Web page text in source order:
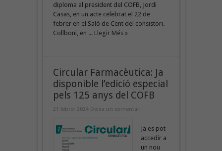
diploma al president del COFB, Jordi
Casas, en un acte celebrat el 22 de
febrer en el Saló de Cent del consistori.
Collboni, en ... Llegir Més »
Circular Farmacèutica: Ja
disponible l’edició especial
pels 125 anys del COFB
21 febrer 2024 Deixa un comentari
Ja es pot
accedir a
un nou